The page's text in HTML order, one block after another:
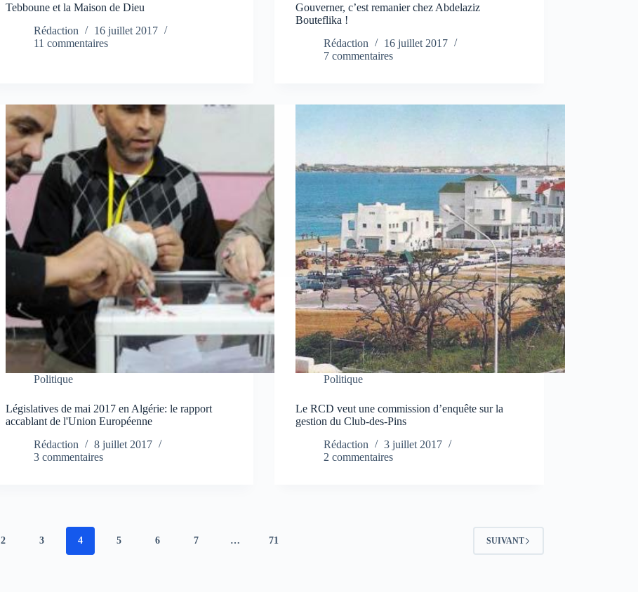
Tebboune et la Maison de Dieu
Rédaction
16 juillet 2017
11 commentaires
Gouverner, c’est remanier chez Abdelaziz
Bouteflika !
Rédaction
16 juillet 2017
7 commentaires
Politique
Législatives de mai 2017 en Algérie: le rapport
accablant de l'Union Européenne
Rédaction
8 juillet 2017
3 commentaires
Politique
Le RCD veut une commission d’enquête sur la
gestion du Club-des-Pins
Rédaction
3 juillet 2017
2 commentaires
2 3 4 5 6 7 … 71 SUIVANT